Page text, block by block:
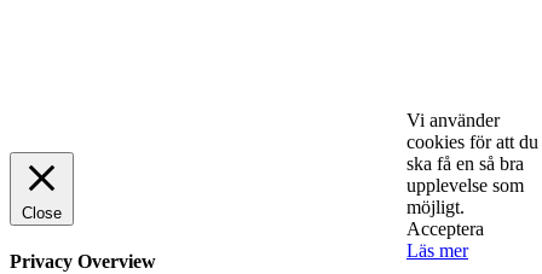
© 2025 StartUp Media. All Rights Reserved.Vi använder
cookies för att du
ska få en så bra
upplevelse som
möjligt.
Acceptera
Läs mer
Close
Privacy Overview